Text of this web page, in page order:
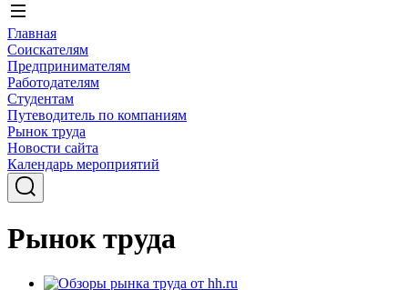
Главная
Соискателям
Предпринимателям
Работодателям
Студентам
Путеводитель по компаниям
Рынок труда
Новости сайта
Календарь мероприятий
Рынок труда